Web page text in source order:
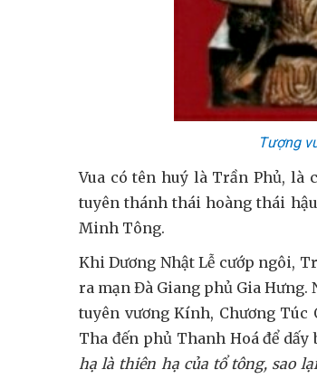
Tượng
Vua có tên huý là Trần Phủ, là
tuyên thánh thái hoàng thái
Minh Tông.
Khi Dương Nhật Lễ cướp ngôi,
ra mạn Đà Giang phủ Gia Hưng.
tuyên vương Kính, Chương Túc
Tha đến phủ Thanh Hoá để
hạ là thiên hạ của tổ tông, sao